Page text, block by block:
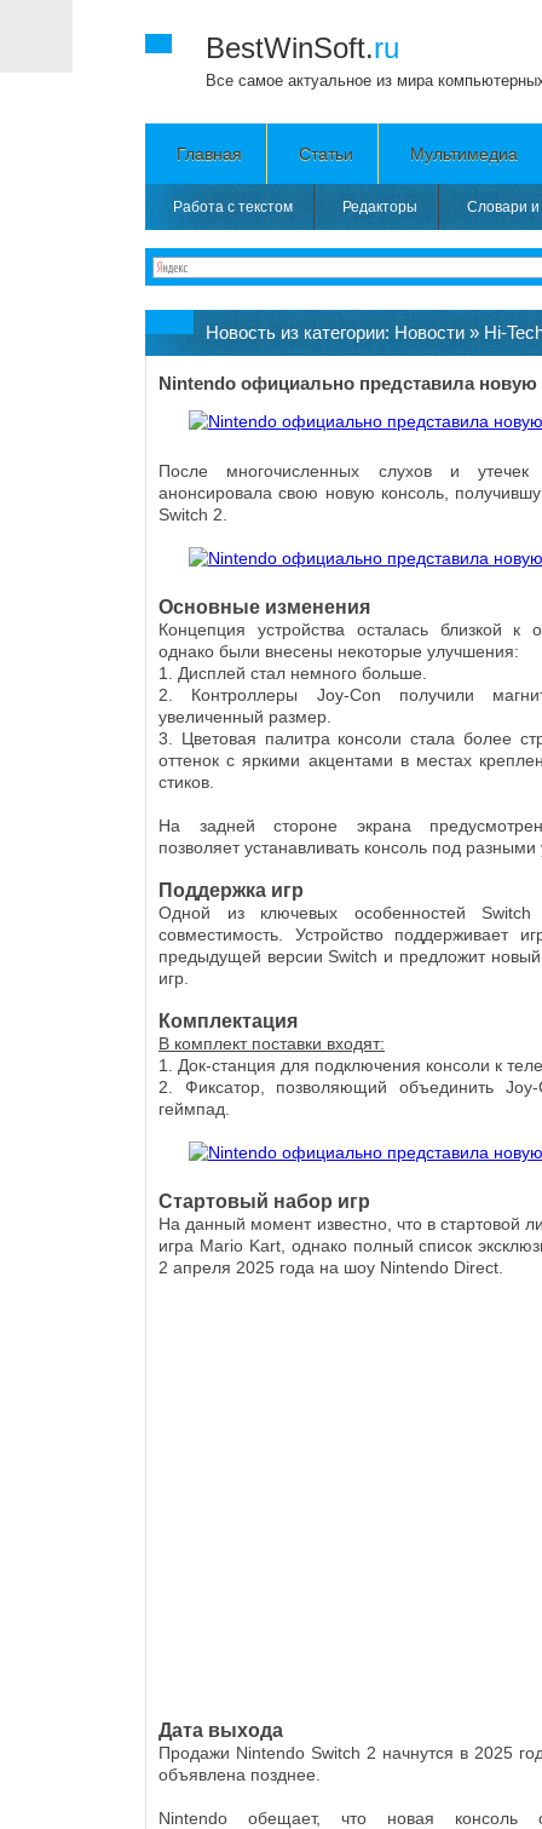
BestWinSoft.ru
Все самое актуальное из мира
Главная Статьи Мультимедиа
Работа с текстом Редакторы Словари и
Новость из категории: Новости » Hi-
Nintendo официально представила новую
После многочисленных слухов и утечек
анонсировала свою новую консоль,
Switch 2.
Основные изменения
Концепция устройства осталась близкой к
однако были внесены некоторые улучшения:
1. Дисплей стал немного больше.
2. Контроллеры Joy-Con получили
увеличенный размер.
3. Цветовая палитра консоли стала более
оттенок с яркими акцентами в местах
стиков.
На задней стороне экрана
позволяет устанавливать консоль под разными
Поддержка игр
Одной из ключевых особенностей
совместимость. Устройство поддерживает
предыдущей версии Switch и предложит
игр.
Комплектация
В комплект поставки входят:
1. Док-станция для подключения консоли к
2. Фиксатор, позволяющий объединить
геймпад.
Стартовый набор игр
На данный момент известно, что в стартовой
игра Mario Kart, однако полный список
2 апреля 2025 года на шоу Nintendo Direct.
Дата выхода
Продажи Nintendo Switch 2 начнутся в 2025
объявлена позднее.
Nintendo обещает, что новая консоль